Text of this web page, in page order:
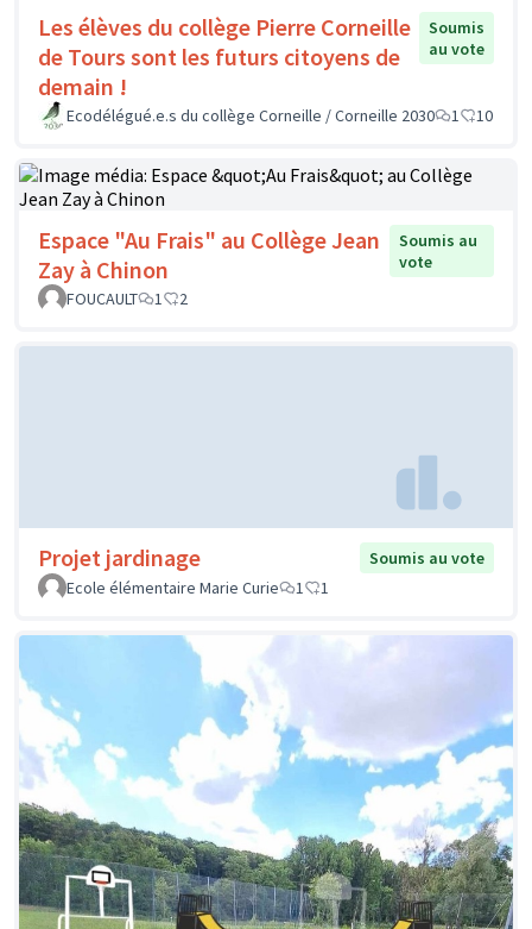
Les élèves du collège Pierre Corneille
de Tours sont les futurs citoyens de
demain !
Soumis
au vote
Ecodélégué.e.s du collège Corneille / Corneille 2030 1 10
Espace "Au Frais" au Collège Jean
Zay à Chinon
Soumis au
vote
FOUCAULT
1 2
Projet jardinage
Soumis au vote
Ecole élémentaire Marie Curie
1 1